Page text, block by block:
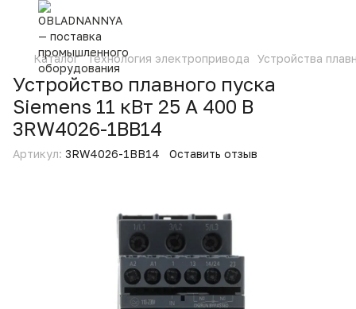
Каталог Технология электропривода Устройства
Устройство плавного пуска
Siemens 11 кВт 25 А 400 В
3RW4026-1BB14
Артикул: 3RW4026-1BB14 Оставить отзыв